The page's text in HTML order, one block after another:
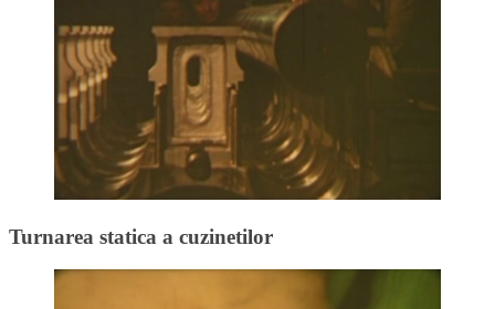
Turnarea statica a cuzinetilor